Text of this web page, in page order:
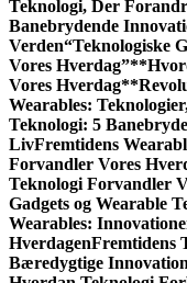
Teknologi, Der
Banebrydende
Verden“Teknologiske
Vores Hverdag”
Vores Hverdag**
Wearables:
Teknologi: 5
LivFremtidens
Forvandler Vores
Teknologi Forvandler
Gadgets og Wearable
Wearables:
HverdagenFremtidens
Bæredygtige